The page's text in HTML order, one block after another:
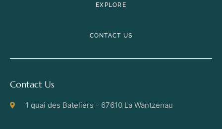
EXPLORE
CONTACT US
Contact Us
1 quai des Bateliers - 67610 La Wantzenau